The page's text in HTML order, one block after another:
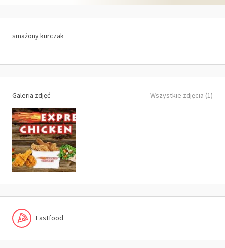
smażony kurczak
Galeria zdjęć Wszystkie zdjęcia (1)
Fastfood